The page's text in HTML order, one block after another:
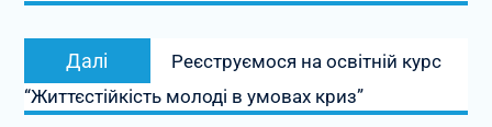
Далі
запис:
Реєструємося на освітній курс
“Життєстійкість молоді в умовах криз”